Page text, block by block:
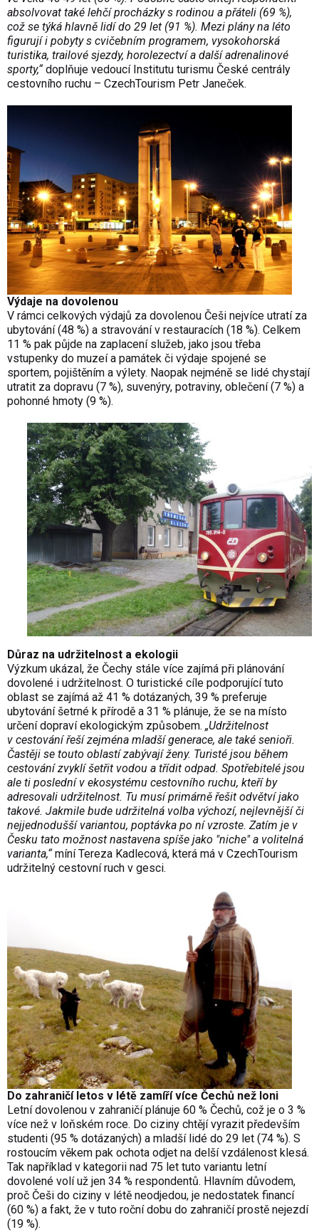
absolvovat také lehčí procházky s rodinou a přáteli (69 %),
což se týká hlavně lidí do 29 let (91 %). Mezi plány na léto
figurují i pobyty s cvičebním programem, vysokohorská
turistika, trailové sjezdy, horolezectví a další adrenalinové
sporty,“ doplňuje vedoucí Institutu turismu České centrály
cestovního ruchu – CzechTourism Petr Janeček.
Výdaje na dovolenou
V rámci celkových výdajů za dovolenou Češi nejvíce utratí za
ubytování (48 %) a stravování v restauracích (18 %). Celkem
11 % pak půjde na zaplacení služeb, jako jsou třeba
vstupenky do muzeí a památek či výdaje spojené se
sportem, pojištěním a výlety. Naopak nejméně se lidé chystají
utratit za dopravu (7 %), suvenýry, potraviny, oblečení (7 %) a
pohonné hmoty (9 %).
Důraz na udržitelnost a ekologii
Výzkum ukázal, že Čechy stále více zajímá při plánování
dovolené i udržitelnost. O turistické cíle podporující tuto
oblast se zajímá až 41 % dotázaných, 39 % preferuje
ubytování šetrné k přírodě a 31 % plánuje, že se na místo
určení dopraví ekologickým způsobem. „Udržitelnost
v cestovánířeší zejména mladší generace, ale také senioři.
Častěji se touto oblastí zabývají ženy. Turisté jsou během
cestování zvyklí šetřit vodou a třídit odpad. Spotřebitelé jsou
ale ti poslední v ekosystému cestovního ruchu, kteří by
adresovali udržitelnost. Tu musí primárně řešit odvětví jako
takové. Jakmile bude udržitelná volba výchozí, nejlevnější či
nejjednodušší variantou, poptávka po ní vzroste. Zatím je v
Česku tato možnost nastavena spíše jako "niche" a volitelná
varianta,“ míní Tereza Kadlecová, která má v CzechTourism
udržitelný cestovní ruch v gesci.
Do zahraničí letos v létě zamíří více Čechů než loni
Letní dovolenou v zahraničí plánuje 60 % Čechů, což je o 3 %
více než v loňském roce. Do ciziny chtějí vyrazit především
studenti (95 % dotázaných) a mladší lidé do 29 let (74 %). S
rostoucím věkem pak ochota odjet na delší vzdálenost klesá.
Tak například v kategorii nad 75 let tuto variantu letní
dovolené volí už jen 34 % respondentů. Hlavním důvodem,
proč Češi do ciziny v létě neodjedou, je nedostatek financí
(60 %) a fakt, že v tuto roční dobu do zahraničí prostě nejezdí
(19 %).